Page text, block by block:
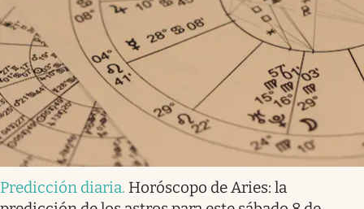
Predicción diaria. Horóscopo de Aries: la